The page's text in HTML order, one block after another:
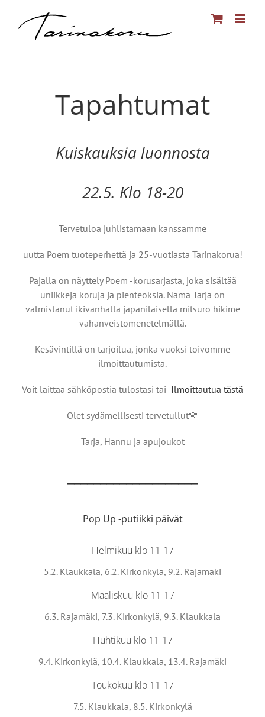
Tapahtumat
Kuiskauksia luonnosta
22.5. Klo 18-20
Tervetuloa juhlistamaan kanssamme
uutta Poem tuoteperhettä ja 25-vuotiasta Tarinakorua!
Pajalla on näyttely Poem -korusarjasta, joka sisältää
uniikkeja koruja ja pienteoksia. Nämä Tarja on
valmistanut ikivanhalla japanilaisella mitsuro hikime
vahanveistomenetelmällä.
Kesävintillä on tarjoilua, jonka vuoksi toivomme
ilmoittautumista.
Voit laittaa sähköpostia tulostasi tai Ilmoittautua tästä
Olet sydämellisesti tervetullut💛
Tarja, Hannu ja apujoukot
Pop Up -putiikki päivät
Helmikuu klo 11-17
5.2. Klaukkala, 6.2. Kirkonkylä, 9.2. Rajamäki
Maaliskuu klo 11-17
6.3. Rajamäki, 7.3. Kirkonkylä, 9.3. Klaukkala
Huhtikuu klo 11-17
9.4. Kirkonkylä, 10.4. Klaukkala, 13.4. Rajamäki
Toukokuu klo 11-17
7.5. Klaukkala, 8.5. Kirkonkylä